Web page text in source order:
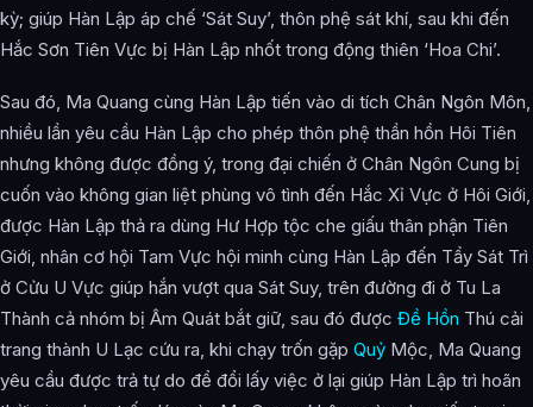
kỳ; giúp Hàn Lập áp chế ‘Sát Suy’, thôn phệ sát khí, sau khi đến
Hắc Sơn Tiên Vực bị Hàn Lập nhốt trong động thiên ‘Hoa Chi’.
Sau đó, Ma Quang cùng Hàn Lập tiến vào di tích Chân Ngôn Môn,
nhiều lần yêu cầu Hàn Lập cho phép thôn phệ thần hồn Hôi Tiên
nhưng không được đồng ý, trong đại chiến ở Chân Ngôn Cung bị
cuốn vào không gian liệt phùng vô tình đến Hắc Xỉ Vực ở Hôi Giới,
được Hàn Lập thả ra dùng Hư Hợp tộc che giấu thân phận Tiên
Giới, nhân cơ hội Tam Vực hội minh cùng Hàn Lập đến Tẩy Sát Trì
ở Cửu U Vực giúp hắn vượt qua Sát Suy, trên đường đi ở Tu La
Thành cả nhóm bị Âm Quát bắt giữ, sau đó được Đề Hồn Thú cải
trang thành U Lạc cứu ra, khi chạy trốn gặp Quỷ Mộc, Ma Quang
yêu cầu được trả tự do để đổi lấy việc ở lại giúp Hàn Lập trì hoãn